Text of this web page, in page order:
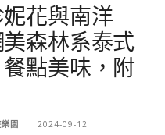
花與南洋
森林系泰式
點美味，附
園 2024-09-12